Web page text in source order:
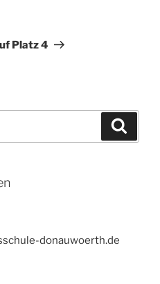
Platz 4
donauwoerth.de